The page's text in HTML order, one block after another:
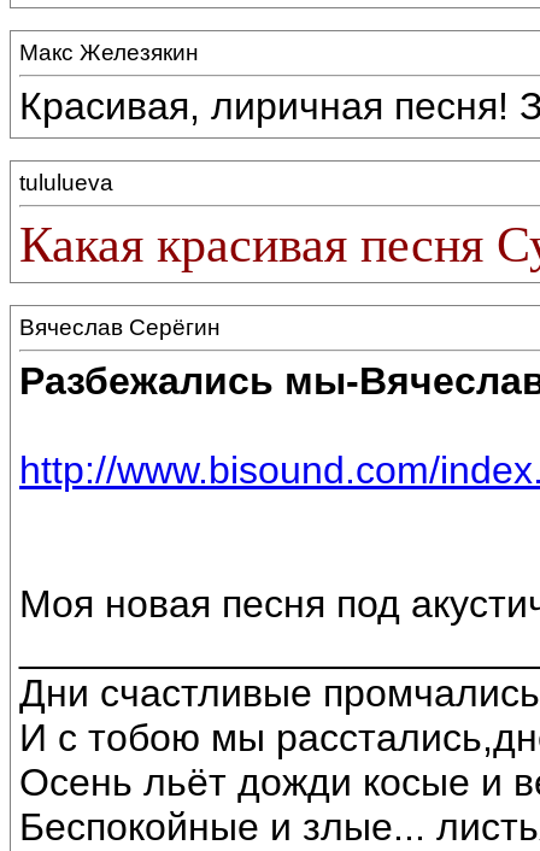
Макс Железякин
Красивая, лиричная песня!
tululueva
Какая красивая песня
Вячеслав Серёгин
Разбежались мы-
http://www.bisound.com/
Моя новая песня под
Дни счастливые
И с тобою мы
Осень льёт дожди косые и
Беспокойные и злые...